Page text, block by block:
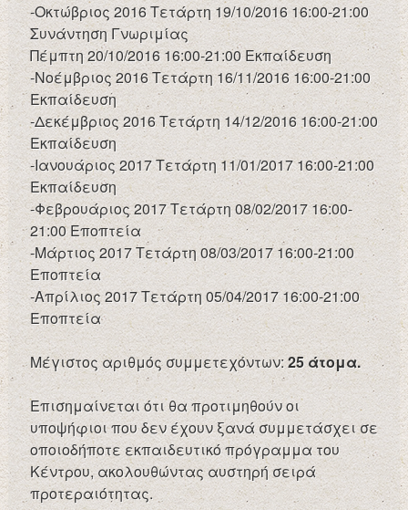
-Οκτώβριος 2016 Τετάρτη 19/10/2016 16:00-21:00
Συνάντηση Γνωριμίας
Πέμπτη 20/10/2016 16:00-21:00 Εκπαίδευση
-Νοέμβριος 2016 Τετάρτη 16/11/2016 16:00-21:00
Εκπαίδευση
-Δεκέμβριος 2016 Τετάρτη 14/12/2016 16:00-21:00
Εκπαίδευση
-Ιανουάριος 2017 Τετάρτη 11/01/2017 16:00-21:00
Εκπαίδευση
-Φεβρουάριος 2017 Τετάρτη 08/02/2017 16:00-
21:00 Εποπτεία
-Μάρτιος 2017 Τετάρτη 08/03/2017 16:00-21:00
Εποπτεία
-Απρίλιος 2017 Τετάρτη 05/04/2017 16:00-21:00
Εποπτεία
Μέγιστος αριθμός συμμετεχόντων:25 άτομα.
Επισημαίνεται ότι θα προτιμηθούν οι
υποψήφιοι που δεν έχουν ξανά συμμετάσχει σε
οποιοδήποτε εκπαιδευτικό πρόγραμμα του
Κέντρου, ακολουθώντας αυστηρή σειρά
προτεραιότητας.